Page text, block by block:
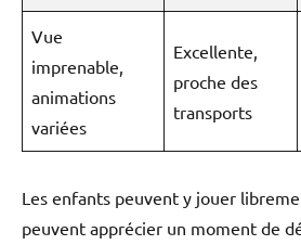
Vue
imprenable,
animations
variées
Excellente,
proche des
transports
Les enfants peuvent y jouer
peuvent apprécier un moment de